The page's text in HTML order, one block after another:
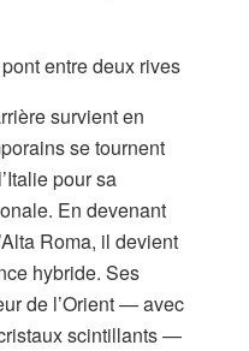
entre deux rives
survient en
se tournent
pour sa
En devenant
Roma, il devient
hybride. Ses
de l’Orient — avec
scintillants —